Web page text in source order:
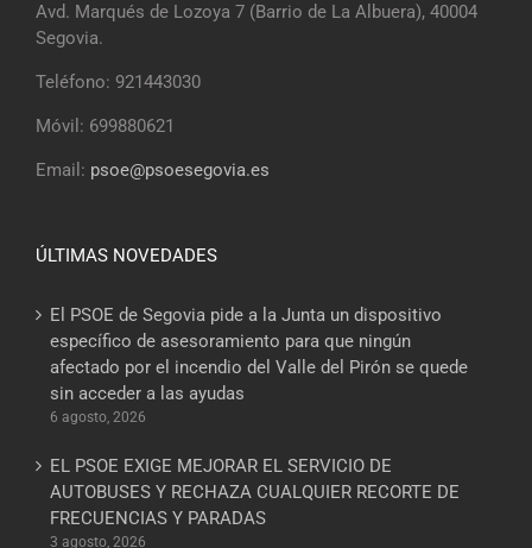
Avd. Marqués de Lozoya 7 (Barrio de La Albuera), 40004
Segovia.
Teléfono: 921443030
Móvil: 699880621
Email: psoe@psoesegovia.es
ÚLTIMAS NOVEDADES
El PSOE de Segovia pide a la Junta un dispositivo
específico de asesoramiento para que ningún
afectado por el incendio del Valle del Pirón se quede
sin acceder a las ayudas
6 agosto, 2026
EL PSOE EXIGE MEJORAR EL SERVICIO DE
AUTOBUSES Y RECHAZA CUALQUIER RECORTE DE
FRECUENCIAS Y PARADAS
3 agosto, 2026